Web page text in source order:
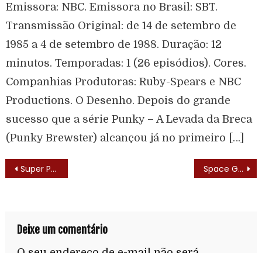
Emissora: NBC. Emissora no Brasil: SBT.
Transmissão Original: de 14 de setembro de
1985 a 4 de setembro de 1988. Duração: 12
minutos. Temporadas: 1 (26 episódios). Cores.
Companhias Produtoras: Ruby-Spears e NBC
Productions. O Desenho. Depois do grande
sucesso que a série Punky – A Levada da Breca
(Punky Brewster) alcançou já no primeiro […]
Super Presidente (Super President – 1967) – Elenco Space Ghost (Space Ghost – 1966) – Lista de Episódios
Deixe um comentário